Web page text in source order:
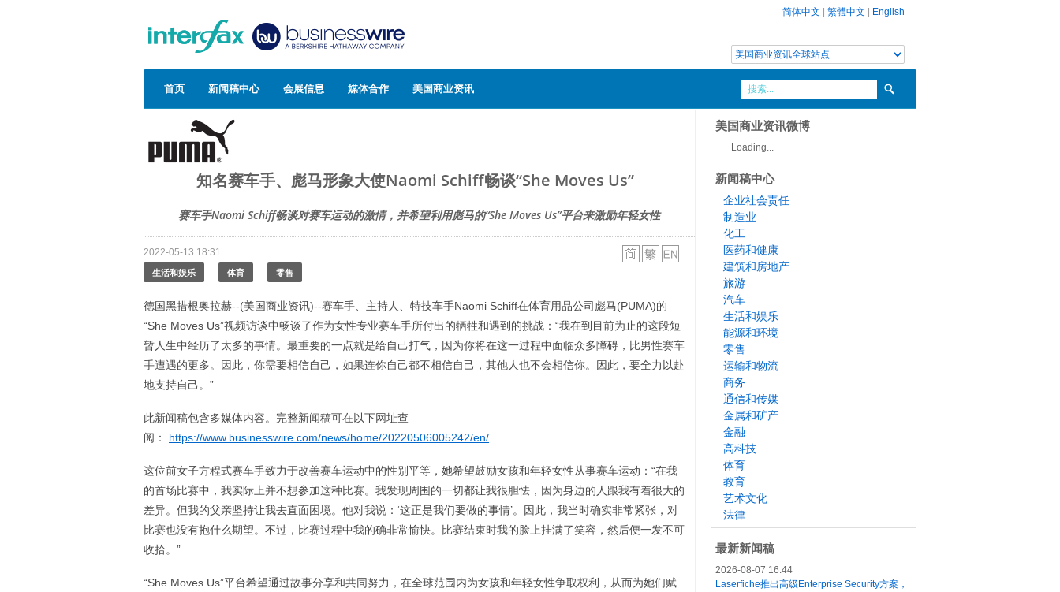
简体中文 繁體中文 English
首页 新闻稿中心 会展信息 媒体合作 美国商业资讯
知名赛车手、彪马形象大使Naomi Schiff畅谈“She Moves Us”
赛车手Naomi Schiff畅谈对赛车运动的激情，并希望利用彪马的“She Moves Us”平台来激励年轻女性
2022-05-13 18:31
生活和娱乐 体育 零售
德国黑措根奥拉赫--(美国商业资讯)--赛车手、主持人、特技车手Naomi Schiff在体育用品公司彪马(PUMA)的
“She Moves Us”视频访谈中畅谈了作为女性专业赛车手所付出的牺牲和遇到的挑战：“我在到目前为止的这段短
暂人生中经历了太多的事情。最重要的一点就是给自己打气，因为你将在这一过程中面临众多障碍，比男性赛车
手遭遇的更多。因此，你需要相信自己，如果连你自己都不相信自己，其他人也不会相信你。因此，要全力以赴
地支持自己。”
此新闻稿包含多媒体内容。完整新闻稿可在以下网址查
阅： https://www.businesswire.com/news/home/20220506005242/en/
这位前女子方程式赛车手致力于改善赛车运动中的性别平等，她希望鼓励女孩和年轻女性从事赛车运动：“在我
的首场比赛中，我实际上并不想参加这种比赛。我发现周围的一切都让我很胆怯，因为身边的人跟我有着很大的
差异。但我的父亲坚持让我去直面困境。他对我说：‘这正是我们要做的事情’。因此，我当时确实非常紧张，对
比赛也没有抱什么期望。不过，比赛过程中我的确非常愉快。比赛结束时我的脸上挂满了笑容，然后便一发不可
收拾。”
“She Moves Us”平台希望通过故事分享和共同努力，在全球范围内为女孩和年轻女性争取权利，从而为她们赋
美国商业资讯微博
Loading...
新闻稿中心
企业社会责任
制造业
化工
医药和健康
建筑和房地产
旅游
汽车
生活和娱乐
能源和环境
零售
运输和物流
商务
通信和传媒
金属和矿产
金融
高科技
体育
教育
艺术文化
法律
最新新闻稿
2026-08-07 16:44
Laserfiche推出高级Enterprise Security方案，